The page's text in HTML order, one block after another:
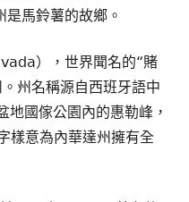
是馬鈴薯的故鄉。
），世界聞名的“賭
州名稱源自西班牙語中
地國傢公園內的惠勒峰，
樣意為內華達州擁有全